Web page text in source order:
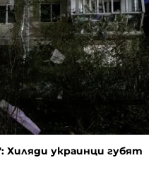
Хиляди украинци губят